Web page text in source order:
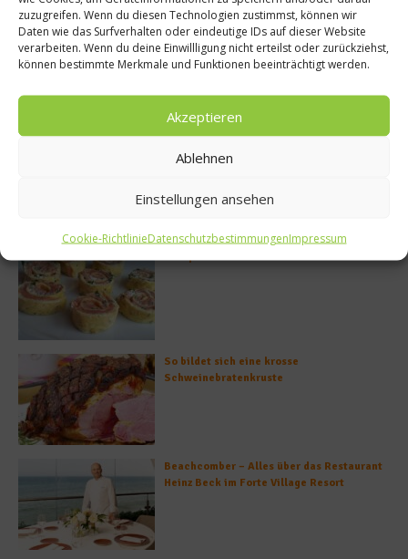
zuzugreifen. Wenn du diesen Technologien zustimmst, können wir
Daten wie das Surfverhalten oder eindeutige IDs auf dieser Website
verarbeiten. Wenn du deine Einwillligung nicht erteilst oder zurückziehst,
können bestimmte Merkmale und Funktionen beeinträchtigt werden.
Akzeptieren
Ablehnen
Einstellungen ansehen
Cookie-RichtlinieDatenschutzbestimmungenImpressum
Rezept: Deichlammrücken in der
Brotkruste auf Tomatenconfit und
So bildet sich eine krosse
Schweinebratenkruste
Beachcomber – Alles über das Restaurant
Heinz Beck im Forte Village Resort